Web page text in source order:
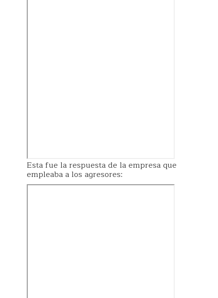
Esta fue la respuesta de la empresa que
empleaba a los agresores: